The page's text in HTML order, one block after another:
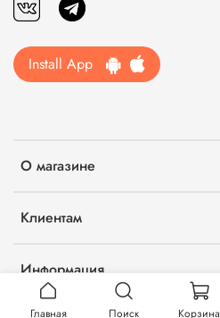
О магазине
Клиентам
Информация
Install App
Главная Поиск Корзина